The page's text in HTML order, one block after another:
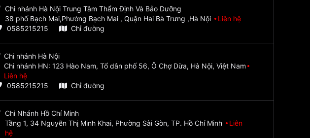
Chi nhánh Hà Nội Trung Tâm Thẩm Định Và Bảo Dưỡng
38 phố Bạch Mai,Phường Bạch Mai , Quận Hai Bà Trưng ,Hà Nội
Liên hệ
0585215215
Chỉ đường
Chi nhánh Hà Nội
Chi nhánh HN: 123 Hào Nam, Tổ dân phố 56, Ô Chợ Dừa, Hà Nội, Việt Nam
Liên hệ
0585215215
Chỉ đường
Chi Nhánh Hồ Chí Minh
Tầng 1, 34 Nguyễn Thị Minh Khai, Phường Sài Gòn, TP. Hồ Chí Minh
Liên
hệ